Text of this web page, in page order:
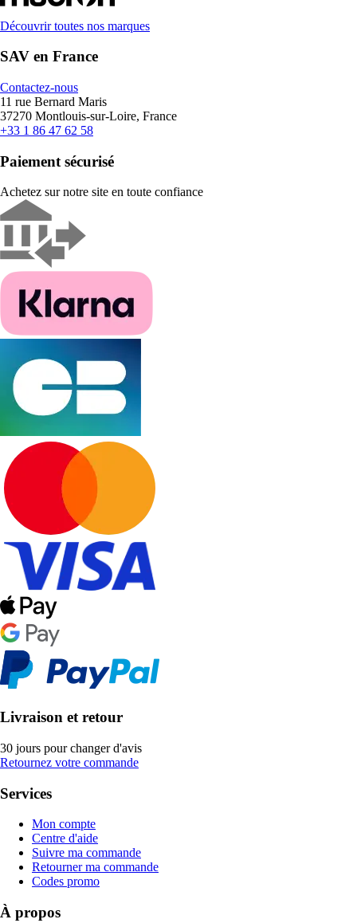
Découvrir toutes nos marques
SAV en France
Contactez-nous
11 rue Bernard Maris
37270 Montlouis-sur-Loire, France
+33 1 86 47 62 58
Paiement sécurisé
Achetez sur notre site en toute confiance
Livraison et retour
30 jours pour changer d'avis
Retournez votre commande
Services
Mon compte
Centre d'aide
Suivre ma commande
Retourner ma commande
Codes promo
À propos